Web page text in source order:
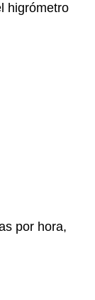
higrómetro
por hora,